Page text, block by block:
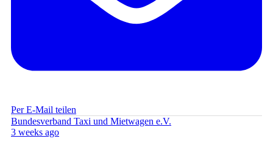
Per E-Mail teilen
Bundesverband Taxi und Mietwagen e.V.
3 weeks ago